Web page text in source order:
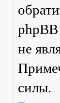
не
силы.